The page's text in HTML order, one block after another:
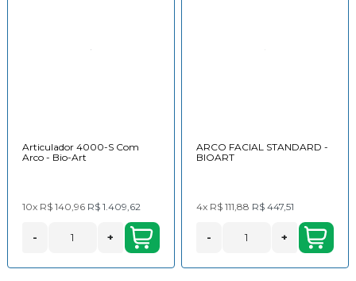
Articulador 4000-S Com
Arco - Bio-Art
10x R$ 140,96 R$ 1.409,62
- +
ARCO FACIAL STANDARD -
BIOART
4x R$ 111,88 R$ 447,51
- +